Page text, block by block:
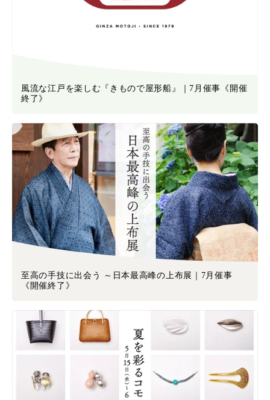
風流な江戸を楽しむ『きもので屋形船』｜7月催事《開催
終了》
至高の手技に出会う ～日本最高峰の上布展｜7月催事
《開催終了》